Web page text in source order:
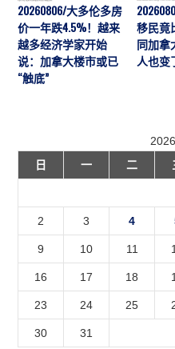
20260806/大多伦多房
价一年跌4.5%！越来
越多经济学家开始
说：加拿大楼市或已
“触底”
移民竟
同加拿
人也变
日
一 二
2 3 4
9 10 11
16 17 18
23 24 25
30
31